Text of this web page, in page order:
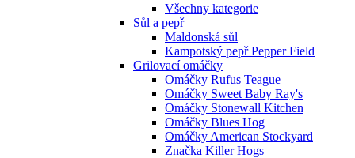
Všechny kategorie
Sůl a pepř
Maldonská sůl
Kampotský pepř Pepper Field
Grilovací omáčky
Omáčky Rufus Teague
Omáčky Sweet Baby Ray's
Omáčky Stonewall Kitchen
Omáčky Blues Hog
Omáčky American Stockyard
Značka Killer Hogs